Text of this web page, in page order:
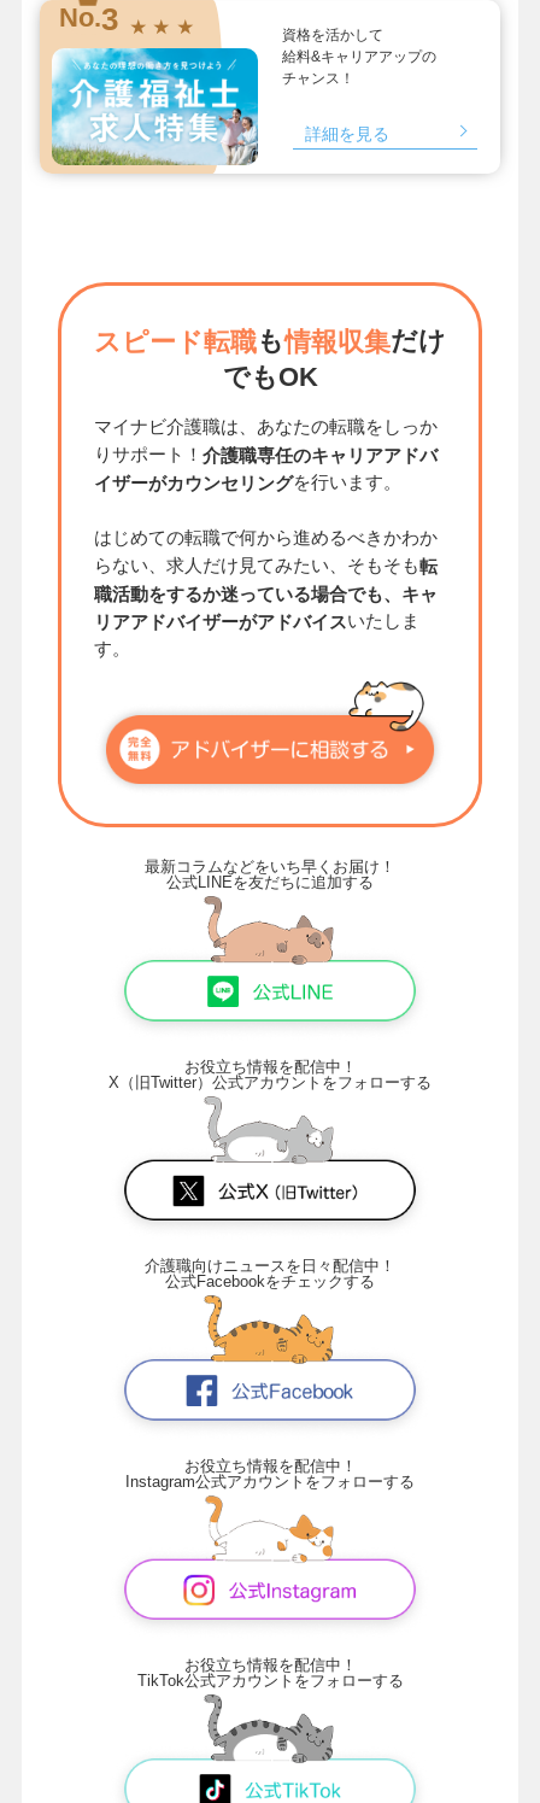
No.3 ★ ★ ★
資格を活かして
給料&キャリアアップの
チャンス！
詳細を見る
スピード転職も情報収集だけ
でもOK
マイナビ介護職は、あなたの転職をしっか
りサポート！ 介護職専任のキャリアアドバ
イザーがカウンセリングを行います。
はじめての転職で何から進めるべきかわか
らない、求人だけ見てみたい、そもそも転
職活動をするか迷っている場合でも、キャ
リアアドバイザーがアドバイスいたしま
す。
最新コラムなどをいち早くお届け！
公式LINEを友だちに追加する
お役立ち情報を配信中！
X（旧Twitter）公式アカウントをフォローする
介護職向けニュースを日々配信中！
公式Facebookをチェックする
お役立ち情報を配信中！
Instagram公式アカウントをフォローする
お役立ち情報を配信中！
TikTok公式アカウントをフォローする